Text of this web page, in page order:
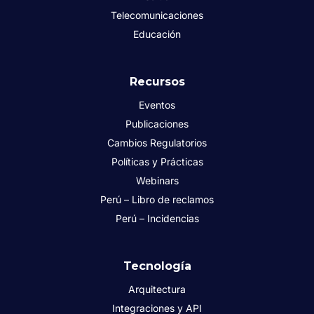
Telecomunicaciones
Educación
Recursos
Eventos
Publicaciones
Cambios Regulatorios
Políticas y Prácticas
Webinars
Perú – Libro de reclamos
Perú – Incidencias
Tecnología
Arquitectura
Integraciones y API